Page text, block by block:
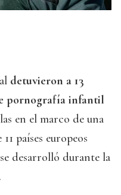
detuvieron a 13
pornografía infantil
en el marco de una
países europeos
desarrolló durante la